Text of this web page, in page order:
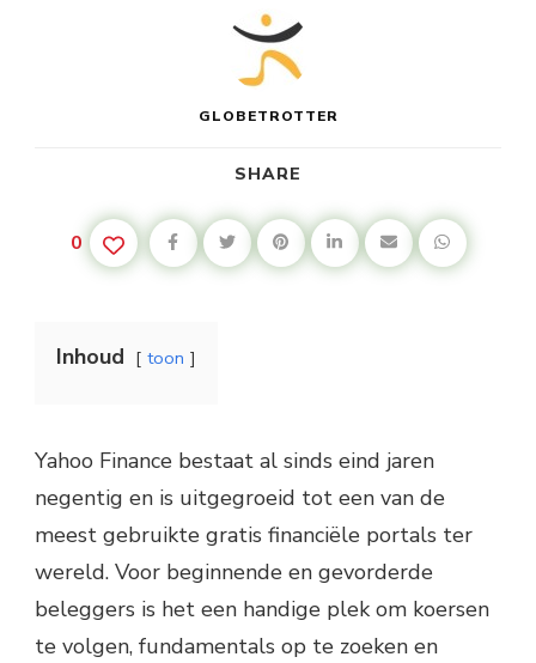
GLOBETROTTER
SHARE
0
Inhoud toon
Yahoo Finance bestaat al sinds eind jaren
negentig en is uitgegroeid tot een van de
meest gebruikte gratis financiële portals ter
wereld. Voor beginnende en gevorderde
beleggers is het een handige plek om koersen
te volgen, fundamentals op te zoeken en